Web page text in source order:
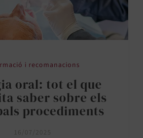
i recomanacions
oral: tot el que
saber sobre els
procediments
16/07/2025